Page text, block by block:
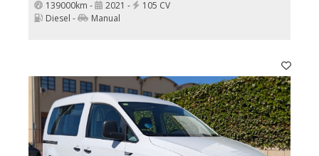
139000km - 2021 -
105 CV
Diesel -
Manual